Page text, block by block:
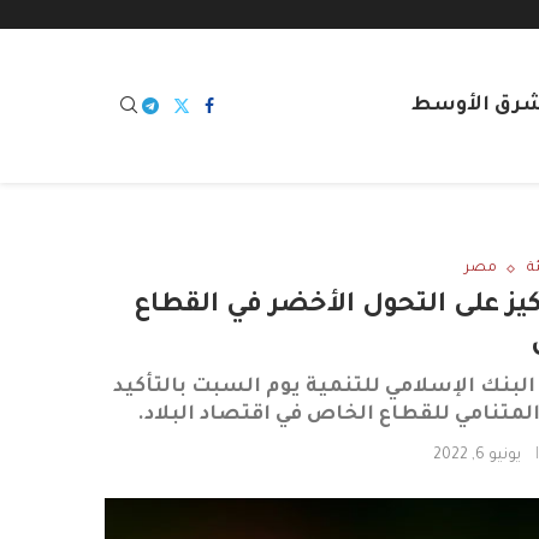
الأوسط
مصر
على التحول الأخضر في القطاع
الإسلامي للتنمية يوم السبت بالتأكيد
للقطاع الخاص في اقتصاد البلاد.
يونيو 6, 2022